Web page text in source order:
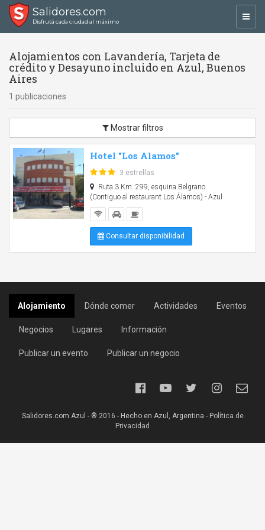
Salidores.com
Disfrutá cada ciudad al máximo
Alojamientos con Lavandería, Tarjeta de
crédito y Desayuno incluido en Azul, Buenos
Aires
1 publicaciones
Mostrar filtros
Hotel "Los Alamos"
3 estrellas
Ruta 3 Km. 299, esquina Belgrano.
(Contiguo al restaurant Los Álamos) - Azul
Consultar disponibilidad
Alojamiento Dónde comer Actividades Eventos
Negocios Lugares Información
Publicar un evento Publicar un negocio
Salidores.com Azul - ® 2016 - Hecho en Azul, Argentina - Política de
Privacidad